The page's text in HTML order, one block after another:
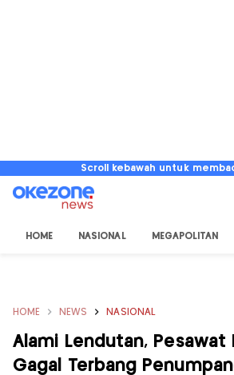
Scroll kebawah untuk
HOME NASIONAL MEGAPOLITAN
HOME NEWS NASIONAL
Alami Lendutan, Pesawat
Gagal Terbang